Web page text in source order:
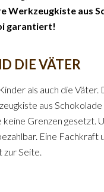
Werkzeugkiste aus
garantiert!
DIE VÄTER
als auch die
aus
Grenzen gesetzt.
Eine
zur Seite.